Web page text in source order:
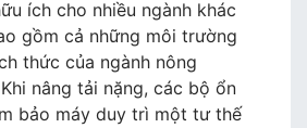
ích cho nhiều ngành khác
gồm cả những môi trường
thức của ngành nông
nâng tải nặng, các bộ ổn
bảo máy duy trì một tư thế